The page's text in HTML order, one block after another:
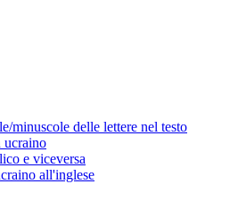
minuscole delle lettere nel testo
ucraino
e viceversa
all'inglese